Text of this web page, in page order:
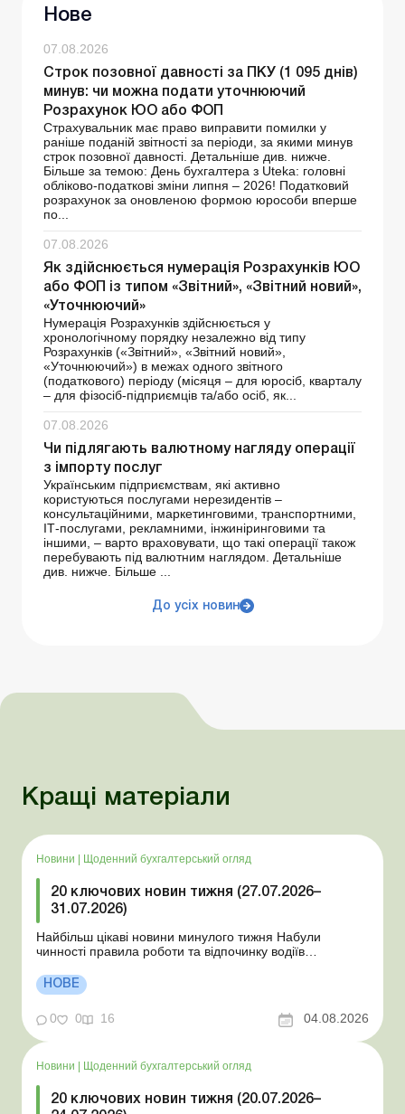
Нове
07.08.2026
Строк позовної давності за ПКУ (1 095 днів)
минув: чи можна подати уточнюючий
Розрахунок ЮО або ФОП
Страхувальник має право виправити помилки у
раніше поданій звітності за періоди, за якими минув
строк позовної давності. Детальніше див. нижче.
Більше за темою: День бухгалтера з Uteka: головні
обліково-податкові зміни липня – 2026! Податковий
розрахунок за оновленою формою юрособи вперше
по...
07.08.2026
Як здійснюється нумерація Розрахунків ЮО
або ФОП із типом «Звітний», «Звітний новий»,
«Уточнюючий»
Нумерація Розрахунків здійснюється у
хронологічному порядку незалежно від типу
Розрахунків («Звітний», «Звітний новий»,
«Уточнюючий») в межах одного звітного
(податкового) періоду (місяця – для юросіб, кварталу
– для фізосіб-підприємців та/або осіб, як...
07.08.2026
Чи підлягають валютному нагляду операції
з імпорту послуг
Українським підприємствам, які активно
користуються послугами нерезидентів –
консультаційними, маркетинговими, транспортними,
ІТ-послугами, рекламними, інжиніринговими та
іншими, – варто враховувати, що такі операції також
перебувають під валютним наглядом. Детальніше
див. нижче. Більше ...
До усіх новин
Кращі матеріали
Новини Щоденний бухгалтерський огляд
20 ключових новин тижня (27.07.2026–
31.07.2026)
Найбільш цікаві новини минулого тижня Набули
чинності правила роботи та відпочинку водіїв
стан Для сільгосппідприємств і ФОП запроваджено нові
одноразові статистичні форми З 2 серпня змінюється
порядок зарахування окремих періодів роботи до стр...
НОВЕ
0 0 16 04.08.2026
Новини | Щоденний бухгалтерський огляд
20 ключових новин тижня (20.07.2026–